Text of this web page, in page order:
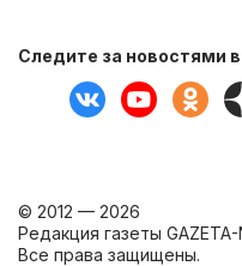
Следите за новостями
© 2012 — 2026
Редакция газеты GAZETA-
Все права защищены.